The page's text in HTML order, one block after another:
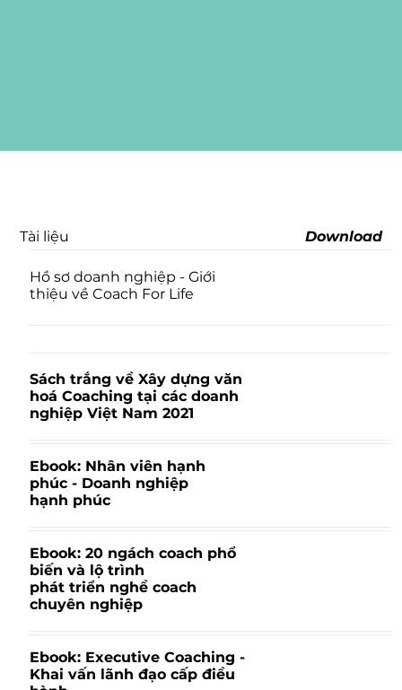
Tài liệu Download
​Sách trắng về Xây dựng văn
hoá Coaching tại các doanh
nghiệp Việt Nam 2021
​Ebook: Nhân viên hạnh
phúc - Doanh nghiệp
hạnh phúc
​Ebook: 20 ngách coach phổ
biến và lộ trình
phát triển nghề coach
chuyên nghiệp
​Ebook: Executive Coaching -
Khai vấn lãnh đạo cấp điều
Hồ sơ doanh nghiệp - Giới
thiệu về Coach For Life